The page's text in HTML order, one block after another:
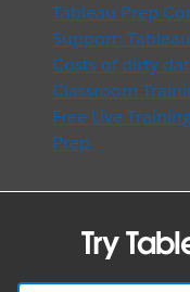
Tableau Prep
Support:
Costs of dirty
Classroom
Free Live
Prep
Try